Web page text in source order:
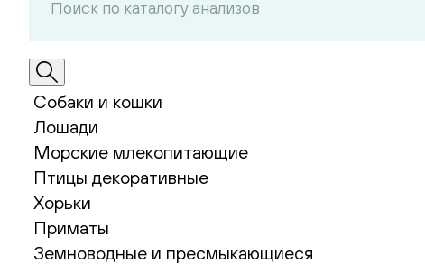
Собаки и кошки
Лошади
Морские млекопитающие
Птицы декоративные
Хорьки
Приматы
Земноводные и пресмыкающиеся